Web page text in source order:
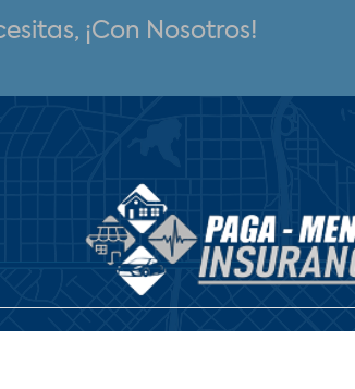
¡Con Nosotros!